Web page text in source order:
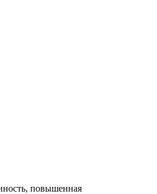
повышенная